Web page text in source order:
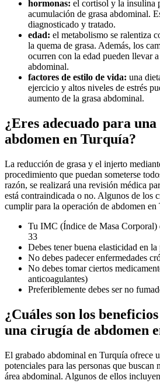
hormonas: el cortisol y la insulina
acumulación de grasa abdominal.
diagnosticado y tratado.
edad: el metabolismo se ralentiza
la quema de grasa. Además, los
ocurren con la edad pueden llevar
abdominal.
factores de estilo de vida: una
ejercicio y altos niveles de estrés
aumento de la grasa abdominal.
¿Eres adecuado para
abdomen en Turquía?
La reducción de grasa y el injerto
procedimiento que puedan someterse
razón, se realizará una revisión médica
está contraindicada o no. Algunos de los
cumplir para la operación de abdomen
Tu IMC (Índice de Masa Corporal)
33
Debes tener buena elasticidad en la
No debes padecer enfermedades
No debes tomar ciertos
anticoagulantes)
Preferiblemente debes ser no
¿Cuáles son los
una cirugía de abdomen
El grabado abdominal en Turquía ofrece
potenciales para las personas que buscan
área abdominal. Algunos de ellos